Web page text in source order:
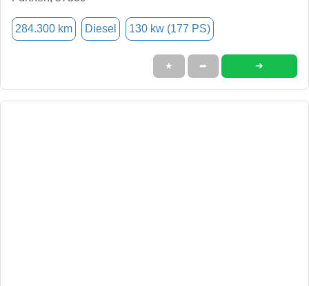
284.300 km Diesel 130 kw (177 PS)
★ ➦ ➜